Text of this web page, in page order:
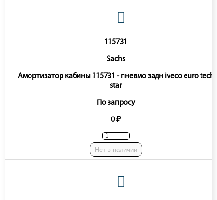
115731
Sachs
Амортизатор кабины 115731 - пневмо задн iveco euro tech
star
По запросу
0 ₽
Нет в наличии